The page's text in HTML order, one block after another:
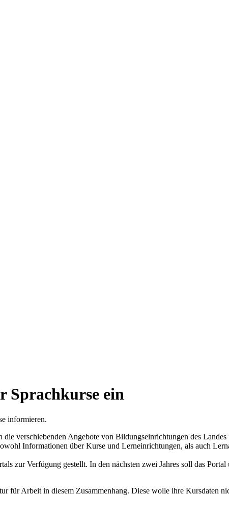
Sprachkurse ein
informieren.
die verschiebenden Angebote von Bildungseinrichtungen des
Informationen über Kurse und Lerneinrichtungen, als auch
zur Verfügung gestellt. In den nächsten zwei Jahres soll das
für Arbeit in diesem Zusammenhang. Diese wolle ihre Kursdaten